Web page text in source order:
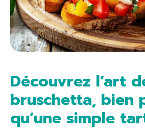
Découvrez l’art
bruschetta, bien
qu’une simple